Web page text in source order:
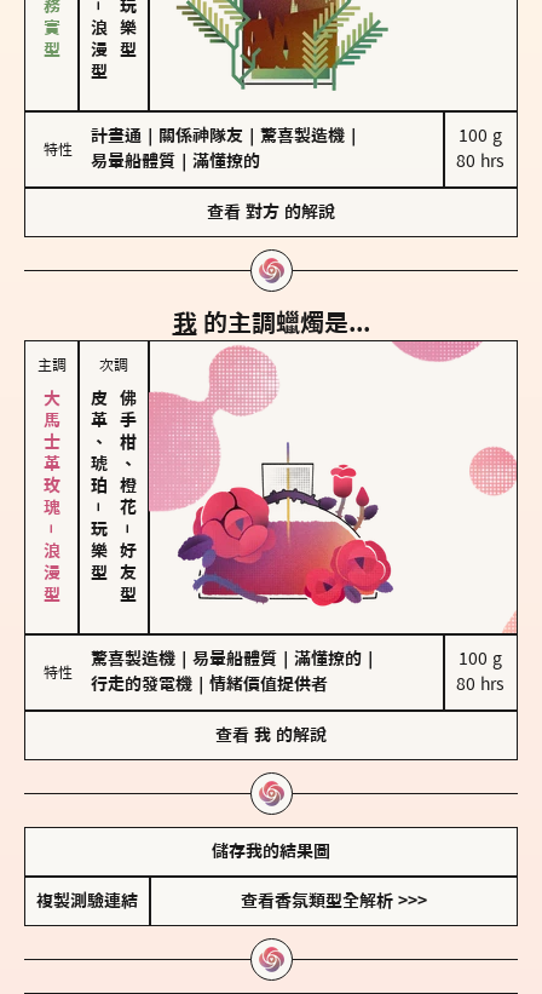
－
浪漫型玩樂型
特性
計畫通 關係神隊友 驚喜製造機
易暈船體質
滿懂撩的
100 g
80 hrs
查看 對方 的解說
我 的主調蠟燭是...
主調
大馬士革玫瑰－浪漫型
次調
皮革、琥珀
－
玩樂型
佛手柑、橙花
－
好友型
特性
驚喜製造機 易暈船體質 滿懂撩的
行走的發電機
情緒價值提供者
100 g
80 hrs
查看 我 的解說
儲存我的結果圖
複製測驗連結 查看香氛類型全解析 >>>